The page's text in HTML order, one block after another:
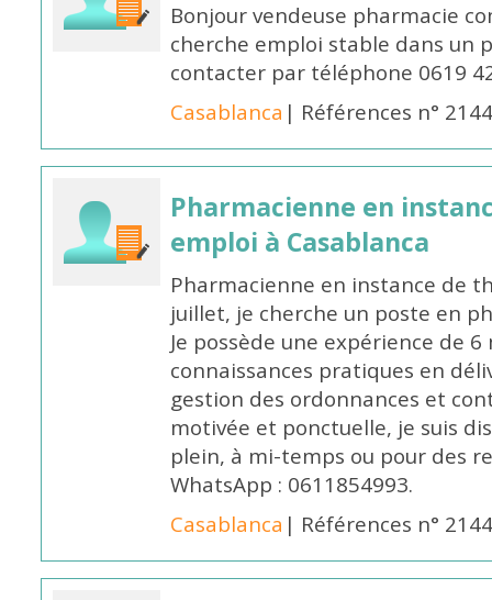
Bonjour vendeuse pharmacie
cherche emploi stable dans un
contacter par téléphone 0619
Casablanca | Références n°
Pharmacienne en
emploi à Casablanca
Pharmacienne en instance de
juillet, je cherche un poste en
Je possède une expérience de
connaissances pratiques en
gestion des ordonnances et
motivée et ponctuelle, je suis
plein, à mi-temps ou pour des
WhatsApp : 0611854993.
Casablanca | Références n°